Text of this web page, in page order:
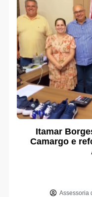
Itamar
Camargo e
Assessoria